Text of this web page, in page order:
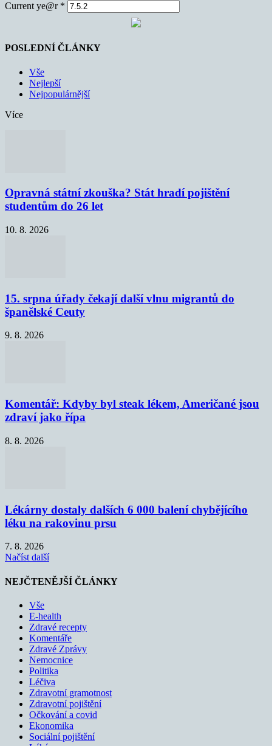
Current ye@r *
POSLEDNÍ ČLÁNKY
Vše
Nejlepší
Nejpopulárnější
Více
Opravná státní zkouška? Stát hradí pojištění
studentům do 26 let
10. 8. 2026
15. srpna úřady čekají další vlnu migrantů do
španělské Ceuty
9. 8. 2026
Komentář: Kdyby byl steak lékem, Američané jsou
zdraví jako řípa
8. 8. 2026
Lékárny dostaly dalších 6 000 balení chybějícího
léku na rakovinu prsu
7. 8. 2026
Načíst další
NEJČTENĚJŠÍ ČLÁNKY
Vše
E-health
Zdravé recepty
Komentáře
Zdravé Zprávy
Nemocnice
Politika
Léčiva
Zdravotní gramotnost
Zdravotní pojištění
Očkování a covid
Ekonomika
Sociální pojištění